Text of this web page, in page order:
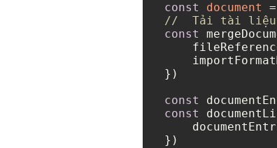
const
document
//  Tải tài liệu
const
})
const
const
})